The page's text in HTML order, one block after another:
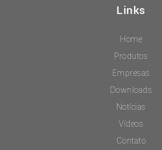
Links
Home
Produtos
Empresas
Downloads
Notícias
Vídeos
Contato